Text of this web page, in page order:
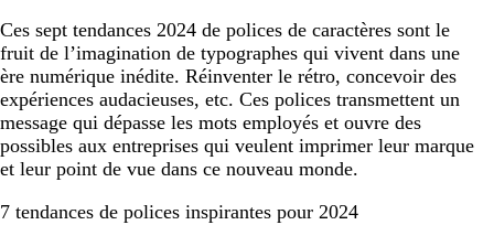
Ces sept tendances 2024 de polices de caractères sont le
fruit de l’imagination de typographes qui vivent dans une
ère numérique inédite. Réinventer le rétro, concevoir des
expériences audacieuses, etc. Ces polices transmettent un
message qui dépasse les mots employés et ouvre des
possibles aux entreprises qui veulent imprimer leur marque
et leur point de vue dans ce nouveau monde.
7 tendances de polices inspirantes pour 2024
Polices graffiti graphique
Prêt à adopter les tendances de polices de caractères de
2024 ?